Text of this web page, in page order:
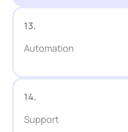
13.
Automation
14.
Support